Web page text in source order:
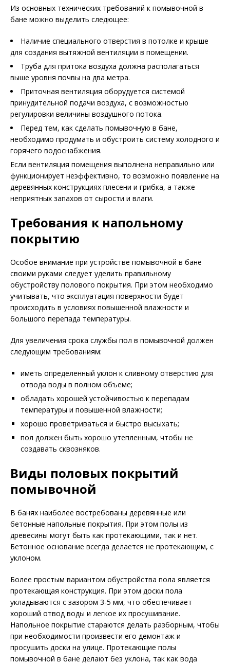
Из основных технических требований к помывочной в
бане можно выделить следющее:
Наличие специального отверстия в потолке и крыше
для создания вытяжной вентиляции в помещении.
Труба для притока воздуха должна располагаться
выше уровня почвы на два метра.
Приточная вентиляция оборудуется системой
принудительной подачи воздуха, с возможностью
регулировки величины воздушного потока.
Перед тем, как сделать помывочную в бане,
необходимо продумать и обустроить систему холодного и
горячего водоснабжения.
Если вентиляция помещения выполнена неправильно или
функционирует неэффективно, то возможно появление на
деревянных конструкциях плесени и грибка, а также
неприятных запахов от сырости и влаги.
Требования к напольному
покрытию
Особое внимание при устройстве помывочной в бане
своими руками следует уделить правильному
обустройству полового покрытия. При этом необходимо
учитывать, что эксплуатация поверхности будет
происходить в условиях повышенной влажности и
большого перепада температуры.
Для увеличения срока службы пол в помывочной должен
следующим требованиям:
иметь определенный уклон к сливному отверстию для
отвода воды в полном объеме;
обладать хорошей устойчивостью к перепадам
температуры и повышенной влажности;
хорошо проветриваться и быстро высыхать;
пол должен быть хорошо утепленным, чтобы не
создавать сквозняков.
Виды половых покрытий
помывочной
В банях наиболее востребованы деревянные или
бетонные напольные покрытия. При этом полы из
древесины могут быть как протекающими, так и нет.
Бетонное основание всегда делается не протекающим, с
уклоном.
Более простым вариантом обустройства пола является
протекающая конструкция. При этом доски пола
укладываются с зазором 3-5 мм, что обеспечивает
хороший отвод воды и легкое их просушивание.
Напольное покрытие стараются делать разборным, чтобы
при необходимости произвести его демонтаж и
просушить доски на улице. Протекающие полы
помывочной в бане делают без уклона, так как вода